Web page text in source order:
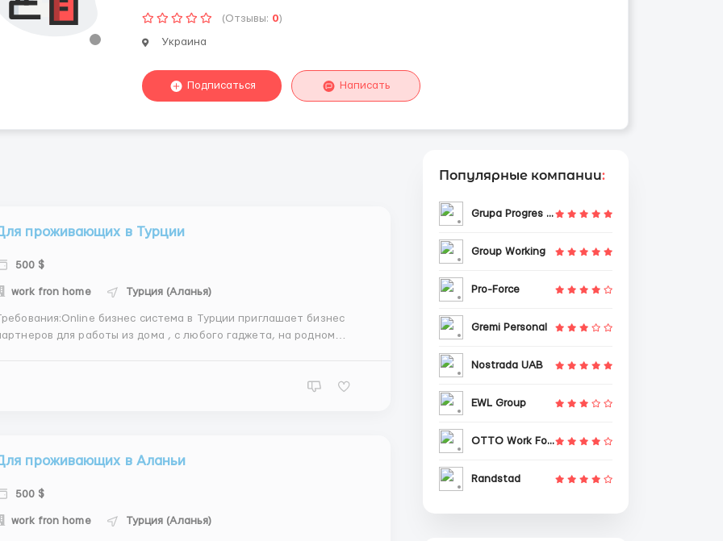
(Отзывы: 0)
Украина
Подписаться Написать
проживающих в Турции
500 $
work fron home Турция (Аланья)
бизнес система в Турции приглашает бизнес
для работы из дома , с любого гаджета, на родном
проживающих в Аланьи
500 $
work fron home Турция (Аланья)
Популярные компании:
Grupa Progres Sp. z o.o.
Group Working
Pro-Force
Gremi Personal
Nostrada UAB
EWL Group
OTTO Work Force
Randstad